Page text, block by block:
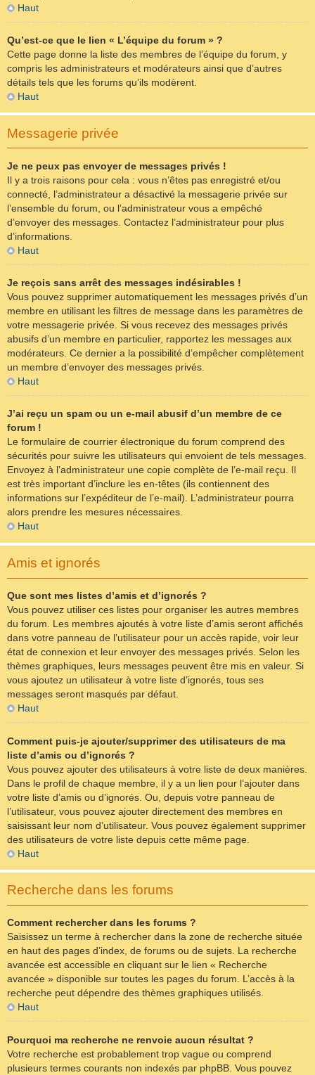
Haut
Qu’est-ce que le lien « L’équipe du forum » ?
Cette page donne la liste des membres de l’équipe du forum, y
compris les administrateurs et modérateurs ainsi que d’autres
détails tels que les forums qu’ils modèrent.
Haut
Messagerie privée
Je ne peux pas envoyer de messages privés !
Il y a trois raisons pour cela : vous n’êtes pas enregistré et/ou
connecté, l’administrateur a désactivé la messagerie privée sur
l’ensemble du forum, ou l’administrateur vous a empêché
d’envoyer des messages. Contactez l’administrateur pour plus
d’informations.
Haut
Je reçois sans arrêt des messages indésirables !
Vous pouvez supprimer automatiquement les messages privés d’un
membre en utilisant les filtres de message dans les paramètres de
votre messagerie privée. Si vous recevez des messages privés
abusifs d’un membre en particulier, rapportez les messages aux
modérateurs. Ce dernier a la possibilité d’empêcher complètement
un membre d’envoyer des messages privés.
Haut
J’ai reçu un spam ou un e-mail abusif d’un membre de ce
forum !
Le formulaire de courrier électronique du forum comprend des
sécurités pour suivre les utilisateurs qui envoient de tels messages.
Envoyez à l’administrateur une copie complète de l’e-mail reçu. Il
est très important d’inclure les en-têtes (ils contiennent des
informations sur l’expéditeur de l’e-mail). L’administrateur pourra
alors prendre les mesures nécessaires.
Haut
Amis et ignorés
Que sont mes listes d’amis et d’ignorés ?
Vous pouvez utiliser ces listes pour organiser les autres membres
du forum. Les membres ajoutés à votre liste d’amis seront affichés
dans votre panneau de l’utilisateur pour un accès rapide, voir leur
état de connexion et leur envoyer des messages privés. Selon les
thèmes graphiques, leurs messages peuvent être mis en valeur. Si
vous ajoutez un utilisateur à votre liste d’ignorés, tous ses
messages seront masqués par défaut.
Haut
Comment puis-je ajouter/supprimer des utilisateurs de ma
liste d’amis ou d’ignorés ?
Vous pouvez ajouter des utilisateurs à votre liste de deux manières.
Dans le profil de chaque membre, il y a un lien pour l’ajouter dans
votre liste d’amis ou d’ignorés. Ou, depuis votre panneau de
l’utilisateur, vous pouvez ajouter directement des membres en
saisissant leur nom d’utilisateur. Vous pouvez également supprimer
des utilisateurs de votre liste depuis cette même page.
Haut
Recherche dans les forums
Comment rechercher dans les forums ?
Saisissez un terme à rechercher dans la zone de recherche située
en haut des pages d’index, de forums ou de sujets. La recherche
avancée est accessible en cliquant sur le lien « Recherche
avancée » disponible sur toutes les pages du forum. L’accès à la
recherche peut dépendre des thèmes graphiques utilisés.
Haut
Pourquoi ma recherche ne renvoie aucun résultat ?
Votre recherche est probablement trop vague ou comprend
plusieurs termes courants non indexés par phpBB. Vous pouvez